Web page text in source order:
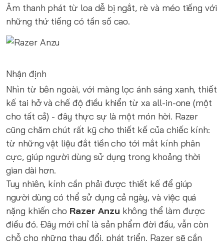
Âm thanh phát từ loa dễ bị ngắt, rè và méo tiếng với
những thứ tiếng có tần số cao.
Nhận định
Nhìn từ bên ngoài, với màng lọc ánh sáng xanh, thiết
kế tai hở và chế độ điều khiển từ xa all-in-one (một
cho tất cả) - đây thực sự là một món hời. Razer
cũng chăm chút rất kỹ cho thiết kế của chiếc kính:
từ những vật liệu đắt tiền cho tới mắt kính phân
cực, giúp người dùng sử dụng trong khoảng thời
gian dài hơn.
Tuy nhiên, kính cần phải được thiết kế để giúp
người dùng có thể sử dụng cả ngày, và việc quá
nặng khiến cho Razer Anzu không thể làm được
điều đó. Đây mới chỉ là sản phẩm đời đầu, vẫn còn
chỗ cho những thay đổi, phát triển. Razer sẽ cần